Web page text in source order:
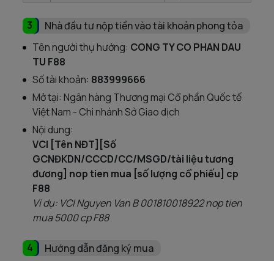
3
Nhà đầu tư nộp tiền vào tài khoản phong tỏa
Tên người thụ hưởng: CONG TY CO PHAN DAU
TU F88
Số tài khoản: 883999666
Mở tại: Ngân hàng Thương mại Cổ phần Quốc tế
Việt Nam - Chi nhánh Sở Giao dịch
Nội dung:
VCI [Tên NĐT][Số
GCNĐKDN/CCCD/CC/MSGD/tài liệu tương
đương] nop tien mua [số lượng cổ phiếu] cp
F88
Ví dụ: VCI Nguyen Van B 001810018922 nop tien
mua 5000 cp F88
4 Hướng dẫn đăng ký mua